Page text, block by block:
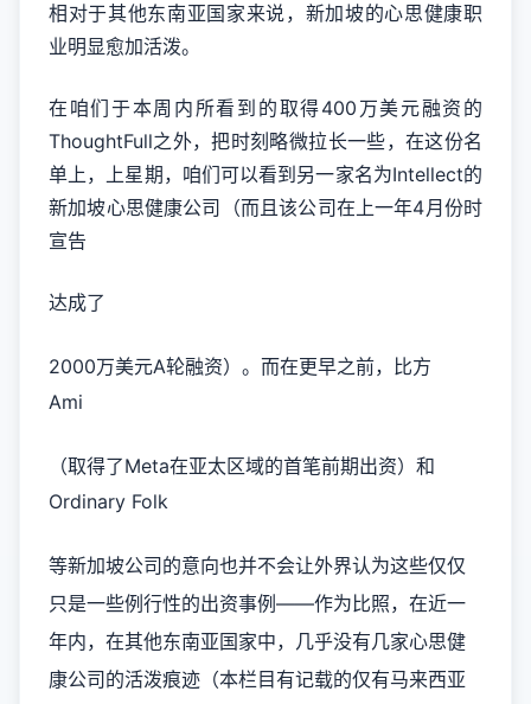
相对于其他东南亚国家来说，新加坡的心思健康职
业明显愈加活泼。
在咱们于本周内所看到的取得400万美元融资的
ThoughtFull之外，把时刻略微拉长一些，在这份名
单上，上星期，咱们可以看到另一家名为Intellect的
新加坡心思健康公司（而且该公司在上一年4月份时
宣告
达成了
2000万美元A轮融资）。而在更早之前，比方
Ami
（取得了Meta在亚太区域的首笔前期出资）和
Ordinary Folk
等新加坡公司的意向也并不会让外界认为这些仅仅
只是一些例行性的出资事例——作为比照，在近一
年内，在其他东南亚国家中，几乎没有几家心思健
康公司的活泼痕迹（本栏目有记载的仅有马来西亚